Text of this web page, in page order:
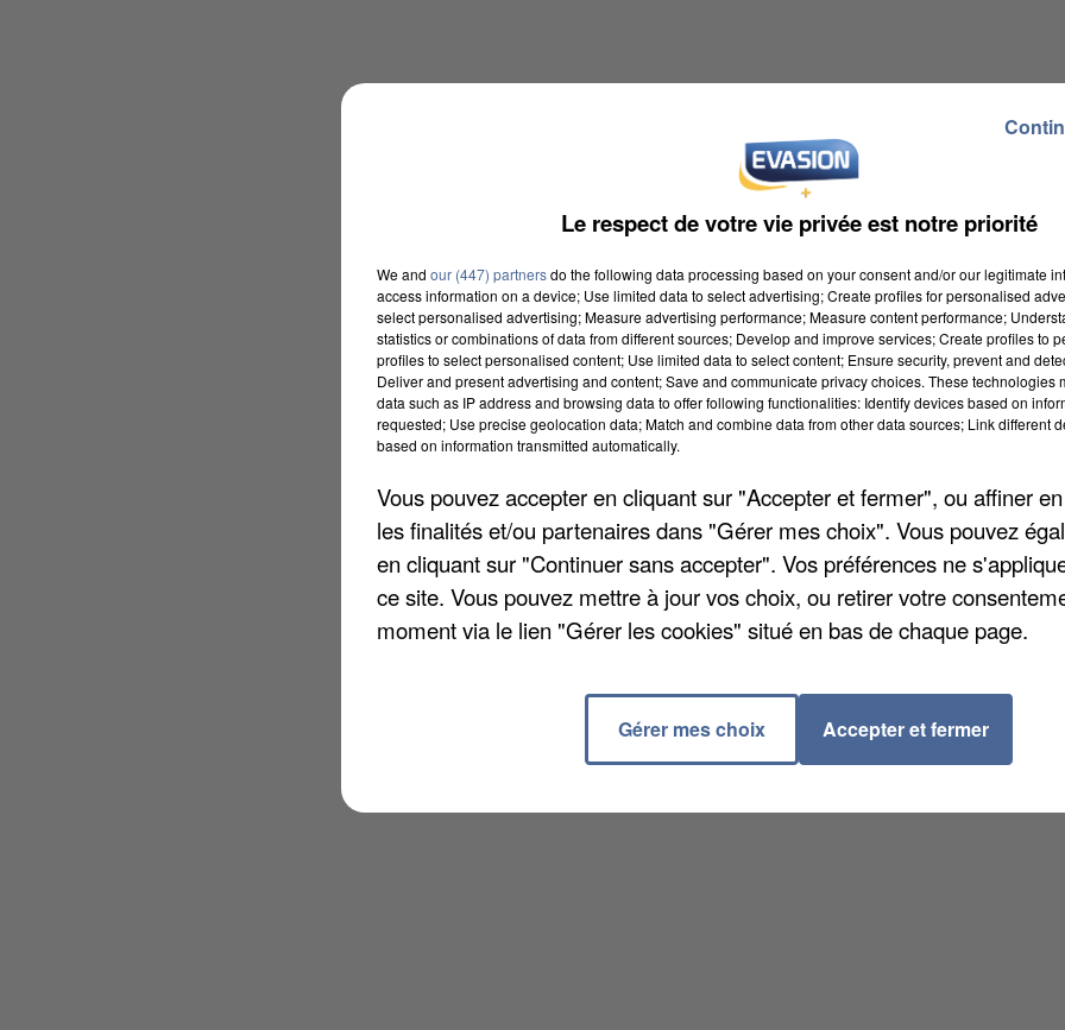
Le respect de votre vie privée est notre priorité
We and our (447) partnersdo the following data processing based on your consent and/or our legitimate
access information on a device; Use limited data to select advertising; Create profiles for personalised
select personalised advertising; Measure advertising performance; Measure content performance;
statistics or combinations of data from different sources; Develop and improve services; Create profiles to
profiles to select personalised content; Use limited data to select content; Ensure security, prevent and
Deliver and present advertising and content; Save and communicate privacy choices. These technologies
data such as IP address and browsing data to offer following functionalities: Identify devices based on
requested; Use precise geolocation data; Match and combine data from other data sources; Link different
based on information transmitted automatically.
Vous pouvez accepter en cliquant sur "Accepter et fermer", ou affiner
les finalités et/ou partenaires dans "Gérer mes choix". Vous pouvez
en cliquant sur "Continuer sans accepter". Vos préférences ne
ce site. Vous pouvez mettre à jour vos choix, ou retirer votre
moment via le lien "Gérer les cookies" situé en bas de chaque page.
Gérer mes choix Accepter et fermer